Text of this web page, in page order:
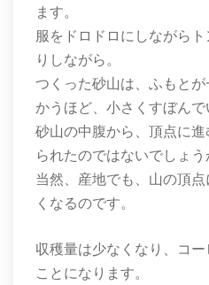
ます。
服をドロドロにしながら
りしながら。
つくった砂山は、ふもと
かうほど、小さくすぼんで
砂山の中腹から、頂点に
られたのではないでしょう
当然、産地でも、山の頂
くなるのです。
収穫量は少なくなり、コ
ことになります。